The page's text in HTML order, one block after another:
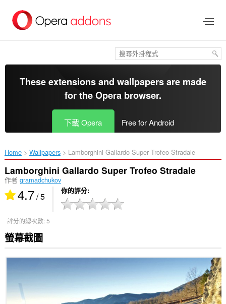
區
These extensions and wallpapers are made
for theOpera browser.
下載 Opera Free for Android
Home Wallpapers Lamborghini Gallardo Super Trofeo Stradale‎
Lamborghini Gallardo Super Trofeo Stradale
作者 gramadchukov
4.7/ 5 你的評分
評分的總次數:5
螢幕截圖